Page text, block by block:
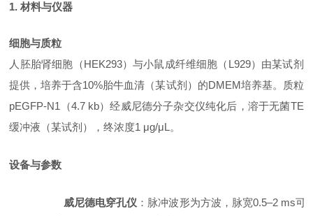
1. 材料与仪器
细胞与质粒
人胚胎肾细胞（HEK293）与小鼠成纤维细胞（L929）由某试剂
提供，培养于含10%胎牛血清（某试剂）的DMEM培养基。质粒
pEGFP-N1（4.7 kb）经威尼德分子杂交仪纯化后，溶于无菌TE
缓冲液（某试剂），终浓度1 μg/μL。
设备与参数
威尼德电穿孔仪 ：脉冲波形为方波，脉宽0.5–2 ms可